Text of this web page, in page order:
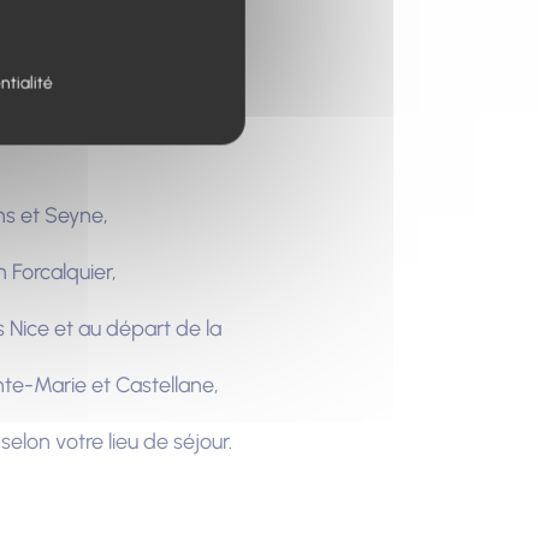
en venant du Sud,
et Seyne,
Forcalquier,
Nice et au départ de la
Marie et Castellane,
votre lieu de séjour.